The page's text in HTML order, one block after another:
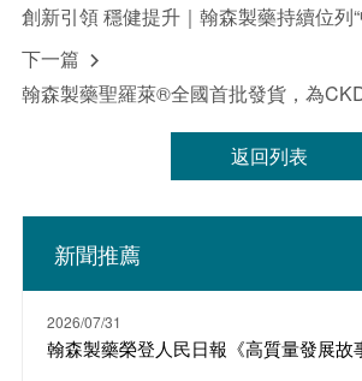
下一篇 
返回列表
新聞推薦
2026/07/31
翰森製藥榮登人民日報《高質量發展故